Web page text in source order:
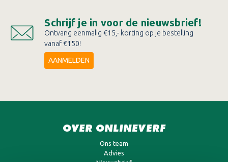
Schrijf je in voor de nieuwsbrief!
Ontvang eenmalig €15,- korting op je bestelling
vanaf €150!
AANMELDEN
OVER ONLINEVERF
Ons team
Advies